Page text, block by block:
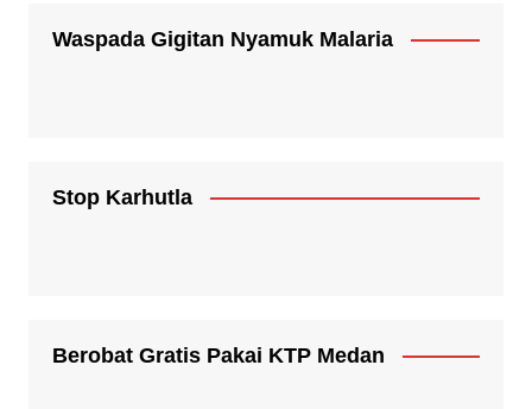
Waspada Gigitan Nyamuk Malaria
Stop Karhutla
Berobat Gratis Pakai KTP Medan